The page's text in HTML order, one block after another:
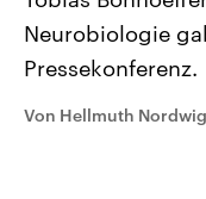
Bundesland von
Umfragen, Prognosen,
und Hintergründe zu
und Kandidaten der
Sendungen
Neurobiologie
Pressekonferenz.
Von Hellmuth Nordwig